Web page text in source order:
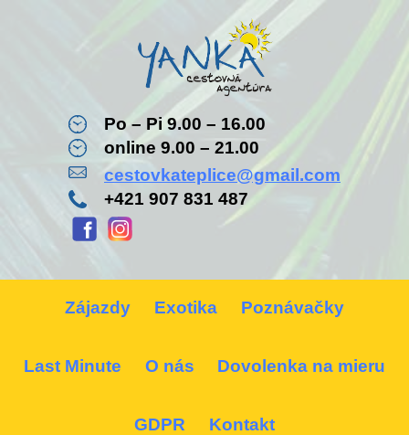
Po – Pi 9.00 – 16.00
online 9.00 – 21.00
cestovkateplice@gmail.com
+421 907 831 487
Zájazdy Exotika Poznávačky
Last Minute O nás Dovolenka na mieru
GDPR Kontakt